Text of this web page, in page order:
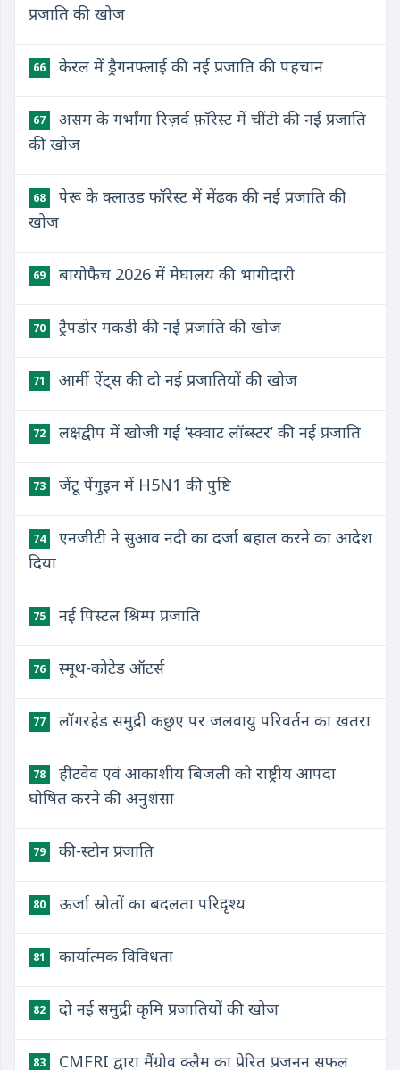
प्रजाति की खोज
66 केरल में ड्रैगनफ्लाई की नई प्रजाति की पहचान
67
असम के गर्भांगा रिज़र्व फ़ॉरेस्ट में चींटी की नई प्रजाति
की खोज
68
पेरू के क्लाउड फॉरेस्ट में मेंढक की नई प्रजाति की
खोज
69 बायोफैच 2026 में मेघालय की भागीदारी
70 ट्रैपडोर मकड़ी की नई प्रजाति की खोज
71 आर्मी ऐंट्स की दो नई प्रजातियों की खोज
72 लक्षद्वीप में खोजी गई ‘स्क्वाट लॉब्स्टर’ की नई प्रजाति
73 जेंटू पेंगुइन में H5N1 की पुष्टि
74
एनजीटी ने सुआव नदी का दर्जा बहाल करने का आदेश
दिया
75 नई पिस्टल श्रिम्प प्रजाति
76 स्मूथ-कोटेड ऑटर्स
77 लॉगरहेड समुद्री कछुए पर जलवायु परिवर्तन का खतरा
78
हीटवेव एवं आकाशीय बिजली को राष्ट्रीय आपदा
घोषित करने की अनुशंसा
79 की-स्टोन प्रजाति
80 ऊर्जा स्रोतों का बदलता परिदृश्य
81 कार्यात्मक विविधता
82 दो नई समुद्री कृमि प्रजातियों की खोज
83 CMFRI द्वारा मैंग्रोव क्लैम का प्रेरित प्रजनन सफल